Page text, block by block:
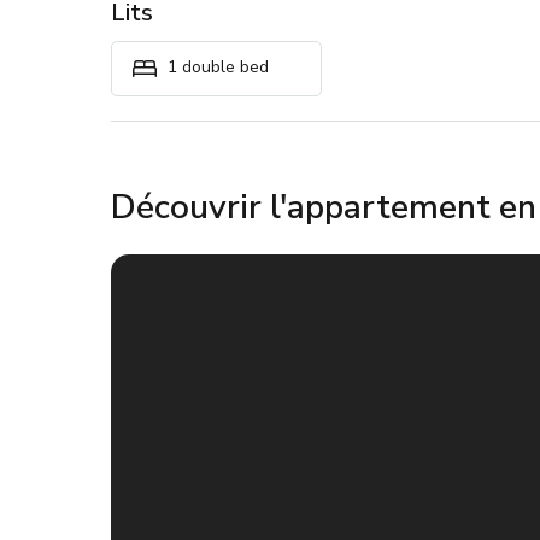
Lits
1 double bed
Découvrir l'appartement